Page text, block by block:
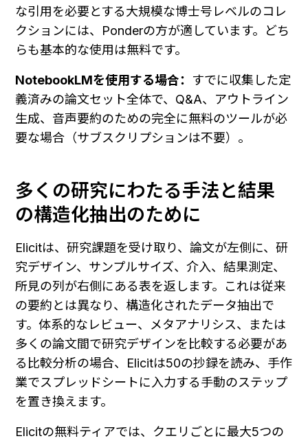
な引用を必要とする大規模な博士号レベルのコレ
クションには、Ponderの方が適しています。どち
らも基本的な使用は無料です。
NotebookLMを使用する場合： すでに収集した定
義済みの論文セット全体で、Q&A、アウトライン
生成、音声要約のための完全に無料のツールが必
要な場合（サブスクリプションは不要）。
多くの研究にわたる手法と結果
の構造化抽出のために
Elicitは、研究課題を受け取り、論文が左側に、研
究デザイン、サンプルサイズ、介入、結果測定、
所見の列が右側にある表を返します。これは従来
の要約とは異なり、構造化されたデータ抽出で
す。体系的なレビュー、メタアナリシス、または
多くの論文間で研究デザインを比較する必要があ
る比較分析の場合、Elicitは50の抄録を読み、手作
業でスプレッドシートに入力する手動のステップ
を置き換えます。
Elicitの無料ティアでは、クエリごとに最大5つの